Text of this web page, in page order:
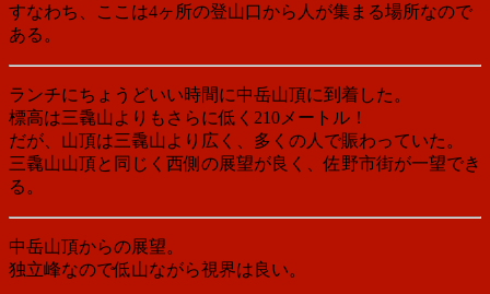
すなわち、ここは4ヶ所の登山口から人が集まる場所なので
ある。
ランチにちょうどいい時間に中岳山頂に到着した。
標高は三毳山よりもさらに低く210メートル！
だが、山頂は三毳山より広く、多くの人で賑わっていた。
三毳山山頂と同じく西側の展望が良く、佐野市街が一望でき
る。
中岳山頂からの展望。
独立峰なので低山ながら視界は良い。